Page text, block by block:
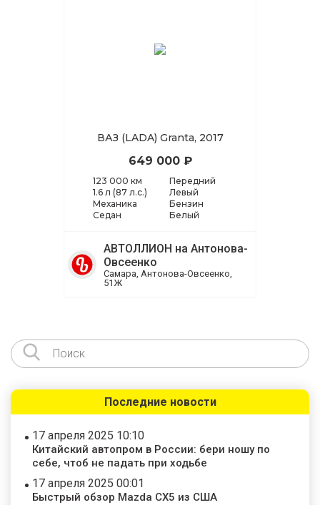
ВАЗ (LADA) Granta, 2017
649 000 ₽
123 000 км
1.6 л (87 л.с.)
Механика
Седан
Передний
Левый
Бензин
Белый
АВТОЛЛИОН на Антонова-
Овсеенко
Самара, Антонова-Овсеенко,
51Ж
Последние новости
17 апреля 2025 10:10
Китайский автопром в России: бери ношу по
себе, чтоб не падать при ходьбе
17 апреля 2025 00:01
Быстрый обзор Mazda CX5 из США